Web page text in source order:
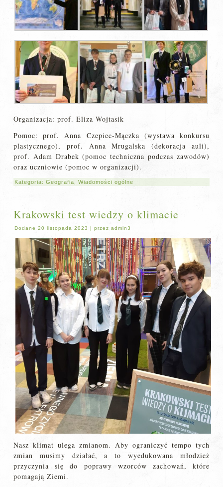
Organizacja: prof. Eliza Wojtasik
Pomoc: prof. Anna Czepiec-Mączka (wystawa konkursu
plastycznego), prof. Anna Mrugalska (dekoracja auli),
prof. Adam Drabek (pomoc techniczna podczas zawodów)
oraz uczniowie (pomoc w organizacji).
Kategoria:Geografia ,Wiadomości ogólne
Krakowski test wiedzy o klimacie
Dodane 20 listopada 2023 |przez admin3
Nasz klimat ulega zmianom. Aby ograniczyć tempo tych
zmian musimy działać, a to wyedukowana młodzież
przyczynia się do poprawy wzorców zachowań, które
pomagają Ziemi.